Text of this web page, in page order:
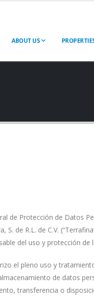
ABOUT US
de Protección de Datos
S. de R.L. de C.V.
del uso y protección
el pleno uso y
de datos
transferencia o